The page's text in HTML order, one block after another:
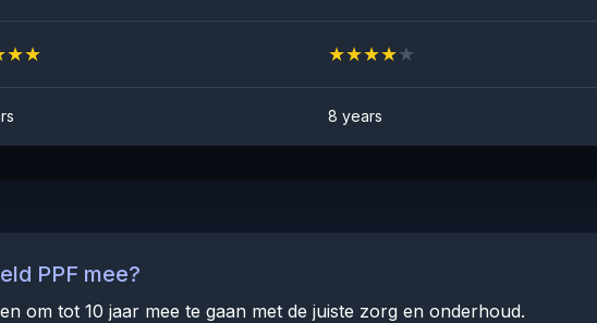
★★ ★★★★★
8 years
PPF mee?
om tot 10 jaar mee te gaan met de juiste zorg en onderhoud.